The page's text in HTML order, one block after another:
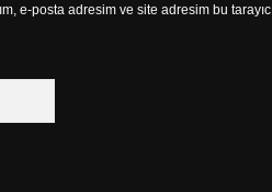
e-posta adresim ve site adresim bu